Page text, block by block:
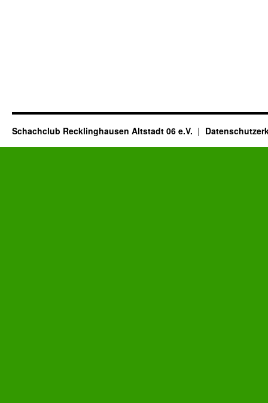
Schachclub Recklinghausen Altstadt 06 e.V.